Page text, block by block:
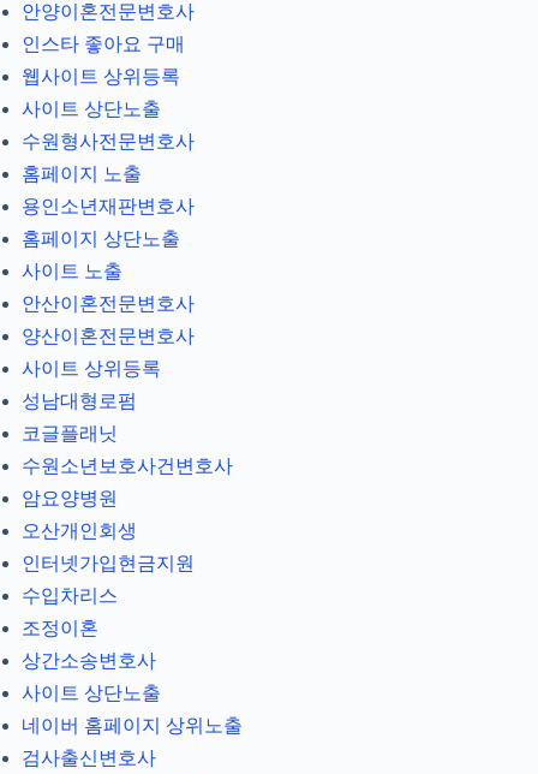
안양이혼전문변호사
인스타 좋아요 구매
웹사이트 상위등록
사이트 상단노출
수원형사전문변호사
홈페이지 노출
용인소년재판변호사
홈페이지 상단노출
사이트 노출
안산이혼전문변호사
양산이혼전문변호사
사이트 상위등록
성남대형로펌
코글플래닛
수원소년보호사건변호사
암요양병원
오산개인회생
인터넷가입현금지원
수입차리스
조정이혼
상간소송변호사
사이트 상단노출
네이버 홈페이지 상위노출
검사출신변호사